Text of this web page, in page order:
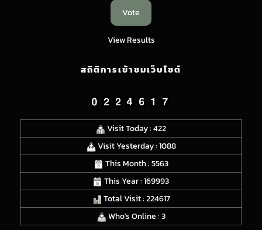
View Results
สถิติการเข้าชมเว็บไซต์
Visit Today : 422
Visit Yesterday : 1088
This Month : 5563
This Year : 169993
Total Visit : 224617
Who's Online : 3